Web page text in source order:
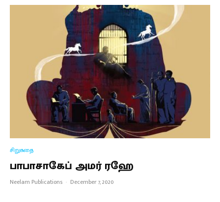
சிறுகதை
பாபாசாகேப் அமர் ரஹே
Neelam Publications · December 7, 2020